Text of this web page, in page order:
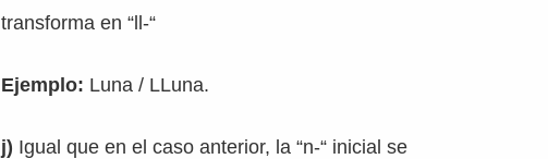
transforma en “ll-“
Ejemplo: Luna / LLuna.
j) Igual que en el caso anterior, la “n-“ inicial se